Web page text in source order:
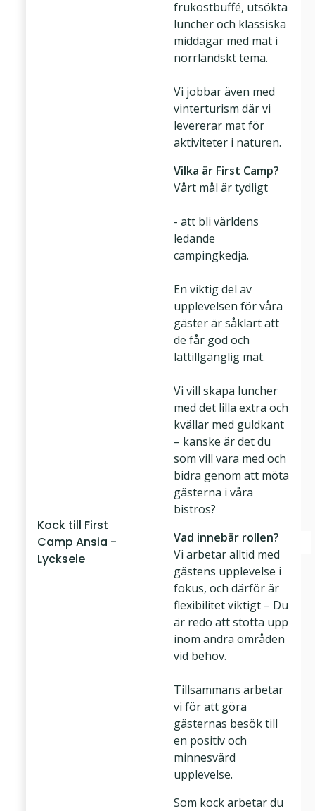
Kock till First
Camp Ansia -
Lycksele
frukostbuffé, utsökta
luncher och klassiska
middagar med mat i
norrländskt tema.
Vi jobbar även med
vinterturism där vi
levererar mat för
aktiviteter i naturen.
Vilka är First Camp?
Vårt mål är tydligt
- att bli världens
ledande
campingkedja.
En viktig del av
upplevelsen för våra
gäster är såklart att
de får god och
lättillgänglig mat.
Vi vill skapa luncher
med det lilla extra och
kvällar med guldkant
– kanske är det du
som vill vara med och
bidra genom att möta
gästerna i våra
bistros?
Vad innebär rollen?
Vi arbetar alltid med
gästens upplevelse i
fokus, och därför är
flexibilitet viktigt – Du
är redo att stötta upp
inom andra områden
vid behov.
Tillsammans arbetar
vi för att göra
gästernas besök till
en positiv och
minnesvärd
upplevelse.
Som kock arbetar du